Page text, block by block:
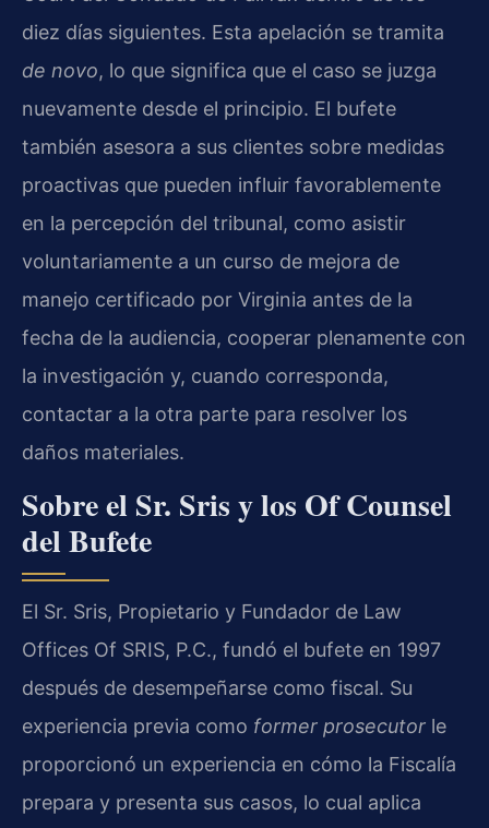
diez días siguientes. Esta apelación se tramita
de novo, lo que significa que el caso se juzga
nuevamente desde el principio. El bufete
también asesora a sus clientes sobre medidas
proactivas que pueden influir favorablemente
en la percepción del tribunal, como asistir
voluntariamente a un curso de mejora de
manejo certificado por Virginia antes de la
fecha de la audiencia, cooperar plenamente con
la investigación y, cuando corresponda,
contactar a la otra parte para resolver los
daños materiales.
Sobre el Sr. Sris y los Of Counsel
del Bufete
El Sr. Sris, Propietario y Fundador de Law
Offices Of SRIS, P.C., fundó el bufete en 1997
después de desempeñarse como fiscal. Su
experiencia previa como former prosecutor le
proporcionó un experiencia en cómo la Fiscalía
prepara y presenta sus casos, lo cual aplica